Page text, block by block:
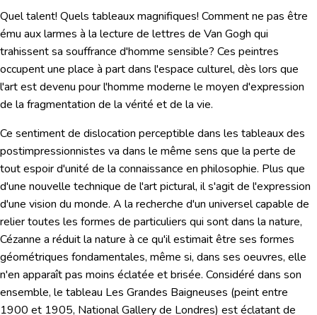
Quel talent! Quels tableaux magnifiques! Comment ne pas être
ému aux larmes à la lecture de lettres de Van Gogh qui
trahissent sa souffrance d'homme sensible? Ces peintres
occupent une place à part dans l'espace culturel, dès lors que
l'art est devenu pour l'homme moderne le moyen d'expression
de la fragmentation de la vérité et de la vie.
Ce sentiment de dislocation perceptible dans les tableaux des
postimpressionnistes va dans le même sens que la perte de
tout espoir d'unité de la connaissance en philosophie. Plus que
d'une nouvelle technique de l'art pictural, il s'agit de l'expression
d'une vision du monde. A la recherche d'un universel capable de
relier toutes les formes de particuliers qui sont dans la nature,
Cézanne a réduit la nature à ce qu'il estimait être ses formes
géométriques fondamentales, même si, dans ses oeuvres, elle
n'en apparaît pas moins éclatée et brisée. Considéré dans son
ensemble, le tableau Les Grandes Baigneuses (peint entre
1900 et 1905, National Gallery de Londres) est éclatant de